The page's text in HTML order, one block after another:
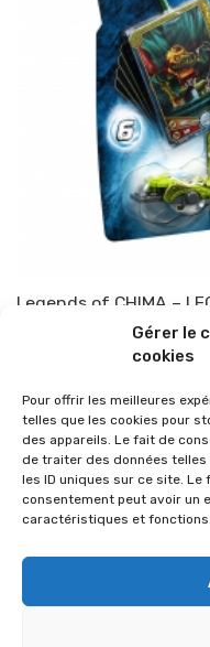
Gérer le
cookies
Pour offrir les meilleures
telles que les cookies pour
des appareils. Le fait de
de traiter des données
les ID uniques sur ce site.
consentement peut avoir un
caractéristiques et fonctions.
Legends of CHIMA –
TOP-PARENTS 1